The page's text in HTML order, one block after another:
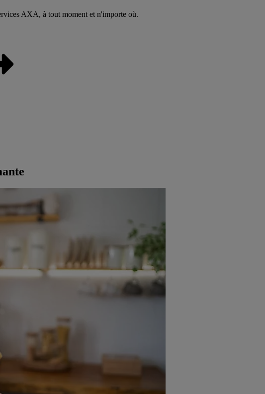
AXA, à tout moment et n'importe où.